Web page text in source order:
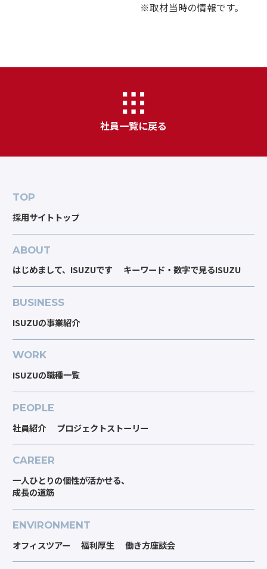
※取材当時の情報です。
社員一覧に戻る
TOP
採用サイトトップ
ABOUT
はじめまして、ISUZUです キーワード・数字で見るISUZU
BUSINESS
ISUZUの事業紹介
WORK
ISUZUの職種一覧
PEOPLE
社員紹介 プロジェクトストーリー
CAREER
一人ひとりの個性が活かせる、
成長の道筋
ENVIRONMENT
オフィスツアー 福利厚生 働き方座談会